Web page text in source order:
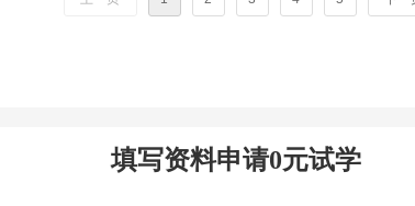
填写资料申请0元试学
3D动画画面之中。作为动画学习
宣发全链条企业，整理每家公司所在
、业务范围、代表作、招人方向，为
数字内容产业的核心技能之一
者，应往届高校毕业生，还是
进入影视行业的职场人士，影